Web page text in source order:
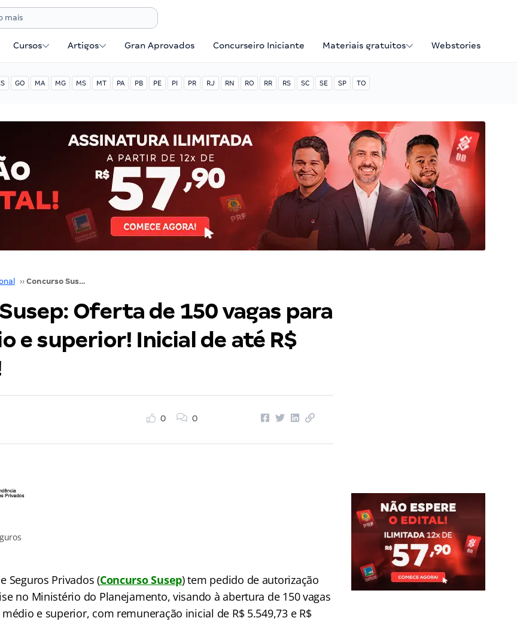
Cursos Artigos Gran Aprovados Concurseiro Iniciante Materiais gratuitos Webstories
GO MA MG MS MT PA PB PE PI PR RJ RN RO RR RS SC SE SP TO
›› Concurso Susep: Oferta de 150 vagas para nível médio e superior! Inicial de até R$ 15.376,70!
Oferta de 150 vagas para
e superior! Inicial de até R$
0 0
Seguros Privados (Concurso Susep) tem pedido de autorização
no Ministério do Planejamento, visando à abertura de 150 vagas
e superior, com remuneração inicial de R$ 5.549,73 e R$